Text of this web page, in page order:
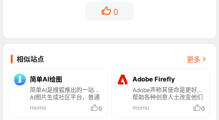
0
相似站点 更多
简单AI绘图
简单AI是搜狐推出的一站式
AI图片生成社区平台，普通
用户轻松上手AI技术。具备
多种实用功能，AI作图功
momo 0
Adobe Firefly
Adobe声称其使命是更好地
帮助各种创意人士改变他们
想象、创造和工作的方式，
于是推出了Adobe Firefly！
momo 0